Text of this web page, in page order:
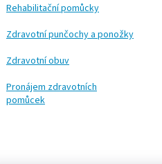
Rehabilitační pomůcky
Zdravotní punčochy a ponožky
Zdravotní obuv
Pronájem zdravotních
pomůcek